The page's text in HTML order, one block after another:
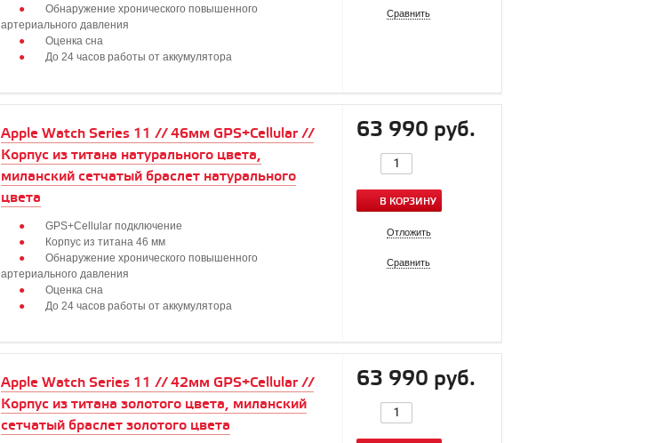
Обнаружение хронического повышенного
артериального давления
Оценка сна
До 24 часов работы от аккумулятора
Сравнить
Apple Watch Series 11 // 46мм GPS+Cellular //
Корпус из титана натурального цвета,
миланский сетчатый браслет натурального
цвета
GPS+Cellular подключение
Корпус из титана 46 мм
Обнаружение хронического повышенного
артериального давления
Оценка сна
До 24 часов работы от аккумулятора
63 990 руб.
В КОРЗИНУ
Отложить
Сравнить
Apple Watch Series 11 // 42мм GPS+Cellular //
Корпус из титана золотого цвета, миланский
сетчатый браслет золотого цвета
63 990 руб.